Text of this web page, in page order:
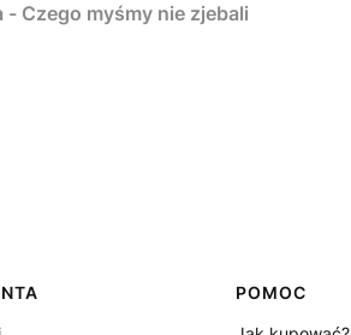
- Czego myśmy nie zjebali
POMOC